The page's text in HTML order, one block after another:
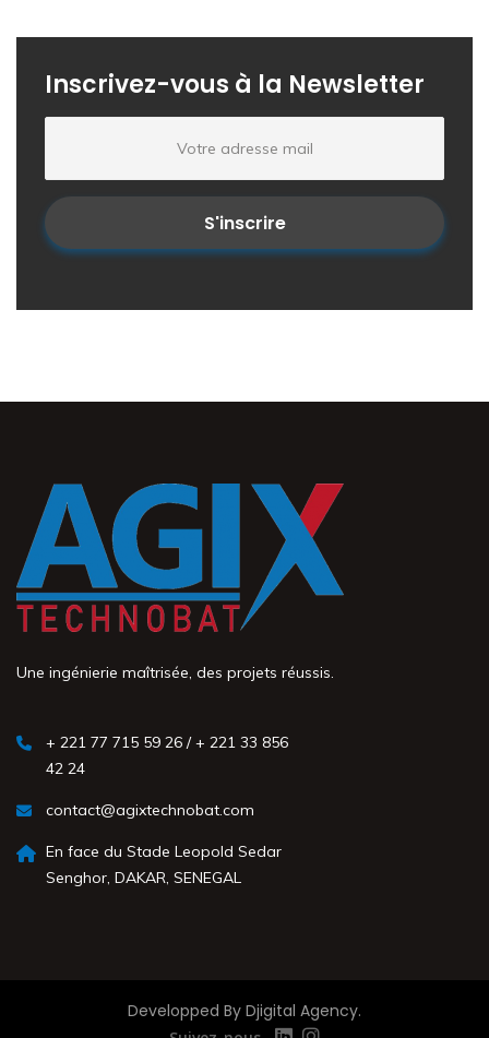
Inscrivez-vous à la Newsletter
Une ingénierie maîtrisée, des projets réussis.
+ 221 77 715 59 26 / + 221 33 856
42 24
contact@agixtechnobat.com
En face du Stade Leopold Sedar
Senghor, DAKAR, SENEGAL
Developped By Djigital Agency.